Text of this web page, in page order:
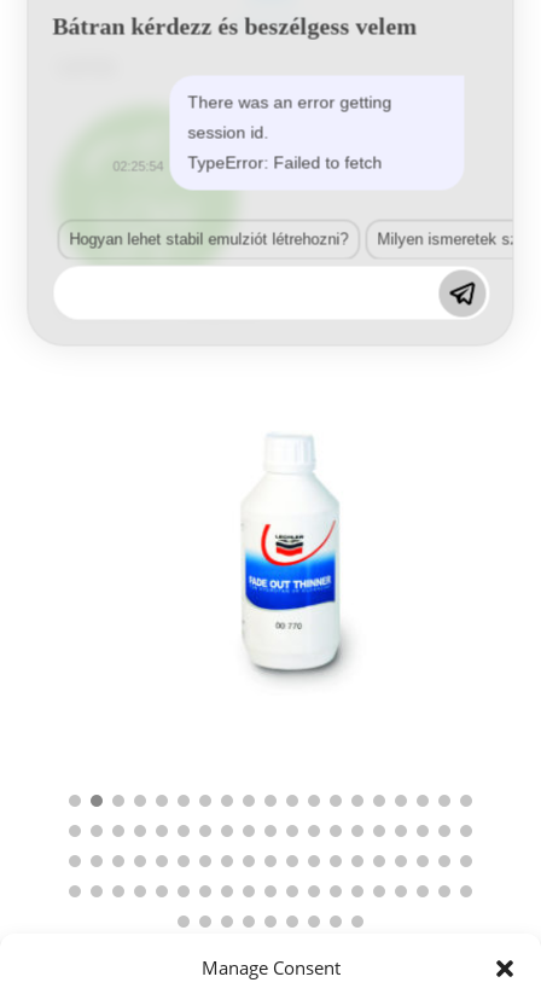
Manage Consent
Bátran kérdezz és beszélgess velem
There was an error getting
session id.
TypeError: Failed to fetch
02:25:54
Hogyan lehet stabil emulziót létrehozni? Milyen ismeretek